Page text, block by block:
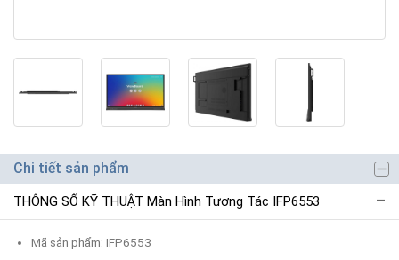
Chi tiết sản phẩm
THÔNG SỐ KỸ THUẬT Màn Hình Tương Tác IFP6553
Mã sản phẩm: IFP6553